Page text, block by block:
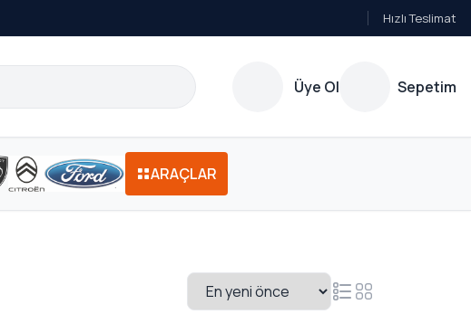
Hızlı Teslimat
Üye Ol Sepetim
ARAÇLAR